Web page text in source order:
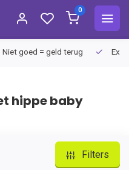
0
Niet goed = geld terug
hippe baby
Filters